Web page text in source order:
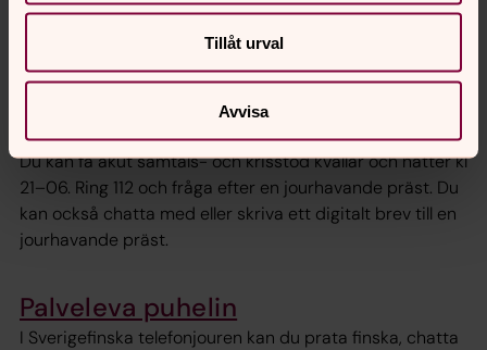
Tillåt urval
Avvisa
någon att prata med. I Svenska kyrkan finns utbildad
personal som lyssnar och ger stöd och råd vid allt från
sorg till relationsproblem.
Jourhavande präst
Du kan få akut samtals- och krisstöd kvällar och nätter kl
21–06. Ring 112 och fråga efter en jourhavande präst. Du
kan också chatta med eller skriva ett digitalt brev till en
jourhavande präst.
Palveleva puhelin
I Sverigefinska telefonjouren kan du prata finska, chatta